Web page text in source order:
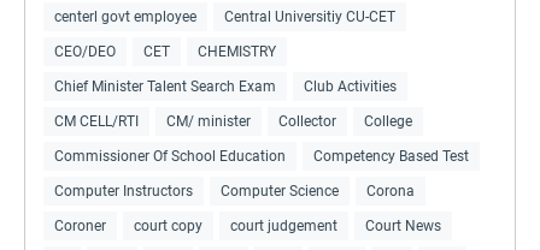
centerl govt employee Central Universitiy CU-CET
CEO/DEO CET CHEMISTRY
Chief Minister Talent Search Exam Club Activities
CM CELL/RTI CM/ minister Collector College
Commissioner Of School Education Competency Based Test
Computer Instructors Computer Science Corona
Coroner court copy court judgement Court News